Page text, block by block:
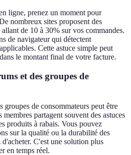
ligne, prenez un moment pour
nombreux sites proposent des
de 10 à 30% sur vos commandes.
de navigateur qui détectent
Cette astuce simple peut
le montant final de votre facture.
et des groupes de
groupes de consommateurs peut être
partagent souvent des astuces
produits à rabais. Vous pouvez
sur la qualité ou la durabilité des
C'est une solution plus
en temps réel.